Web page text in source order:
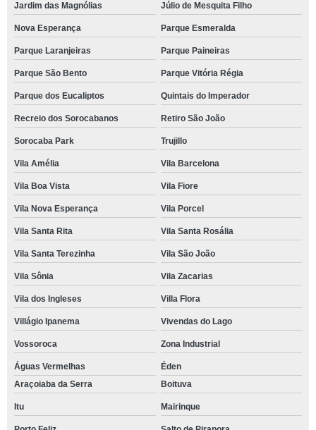
Jardim das Magnólias Júlio de Mesquita Filho
Nova Esperança Parque Esmeralda
Parque Laranjeiras Parque Paineiras
Parque São Bento Parque Vitória Régia
Parque dos Eucaliptos Quintais do Imperador
Recreio dos Sorocabanos Retiro São João
Sorocaba Park Trujillo
Vila Amélia Vila Barcelona
Vila Boa Vista Vila Fiore
Vila Nova Esperança Vila Porcel
Vila Santa Rita Vila Santa Rosália
Vila Santa Terezinha Vila São João
Vila Sônia Vila Zacarias
Vila dos Ingleses Villa Flora
Villágio Ipanema Vivendas do Lago
Vossoroca Zona Industrial
Águas Vermelhas
Éden
Araçoiaba da Serra
Boituva
Itu Mairinque